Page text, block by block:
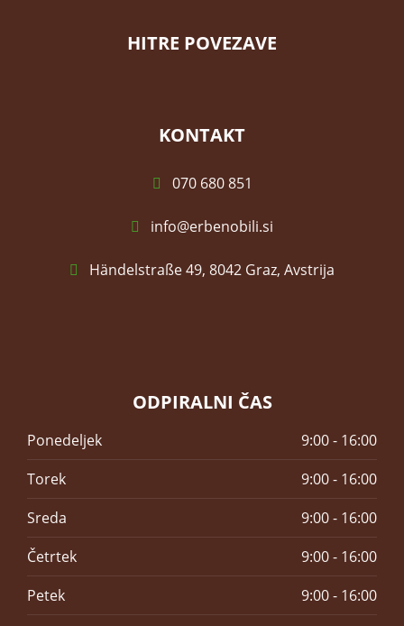
HITRE POVEZAVE
KONTAKT
070 680 851
info@erbenobili.si
Händelstraße 49, 8042 Graz, Avstrija
ODPIRALNI ČAS
Ponedeljek
9:00 - 16:00
Torek
9:00 - 16:00
Sreda
9:00 - 16:00
Četrtek
9:00 - 16:00
Petek
9:00 - 16:00